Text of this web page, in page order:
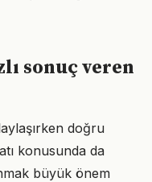
sonuç veren
doğru
konusunda da
büyük önem